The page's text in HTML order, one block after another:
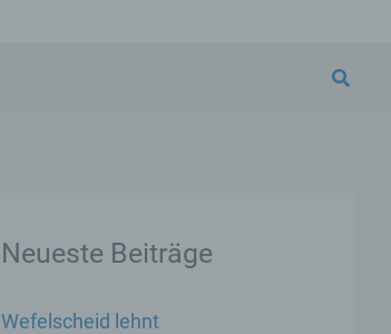
Neueste Beiträge
Wefelscheid lehnt